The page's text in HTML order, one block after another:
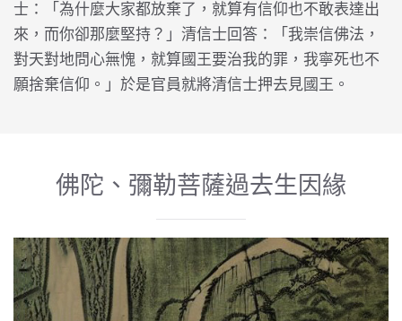
士：「為什麼大家都放棄了，就算有信仰也不敢表達出
來，而你卻那麼堅持？」清信士回答：「我崇信佛法，
對天對地問心無愧，就算國王要治我的罪，我寧死也不
願捨棄信仰。」於是官員就將清信士押去見國王。
佛陀、彌勒菩薩過去生因緣